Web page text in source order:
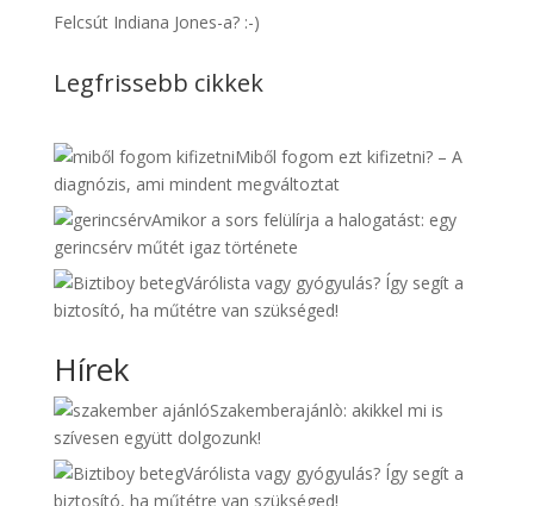
Felcsút Indiana Jones-a? :-)
Legfrissebb cikkek
Miből fogom ezt kifizetni? – A
diagnózis, ami mindent megváltoztat
Amikor a sors felülírja a halogatást: egy
gerincsérv műtét igaz története
Várólista vagy gyógyulás? Így segít a
biztosító, ha műtétre van szükséged!
Hírek
Szakemberajánlò: akikkel mi is
szívesen együtt dolgozunk!
Várólista vagy gyógyulás? Így segít a
biztosító, ha műtétre van szükséged!